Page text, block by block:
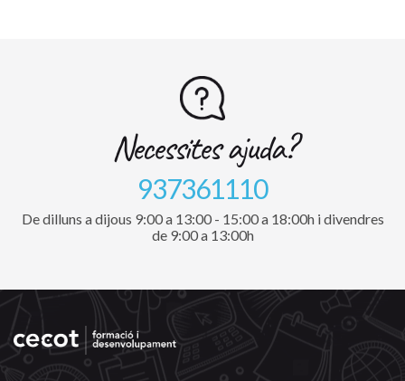
Necessites ajuda?
937361110
De dilluns a dijous 9:00 a 13:00 - 15:00 a 18:00h i divendres
de 9:00 a 13:00h